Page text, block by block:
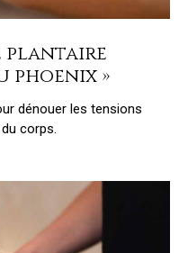
plantaire
phoenix »
dénouer les tensions
corps.